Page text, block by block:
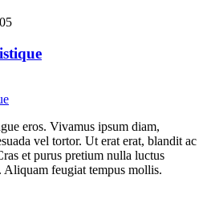
eros. Vivamus ipsum diam,
vel tortor. Ut erat erat, blandit ac
et purus pretium nulla luctus
Aliquam feugiat tempus mollis.